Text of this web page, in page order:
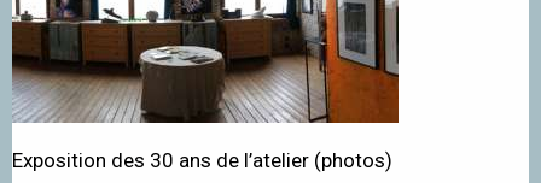
Exposition des 30 ans de l’atelier (photos)